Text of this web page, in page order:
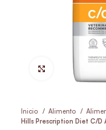
Hacer Zoom
Inicio Alimento
Hills Prescription Diet C/